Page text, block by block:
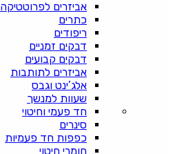
אביזרים לפרוטטיקה
כתרים
ריפודים
דבקים זמניים
דבקים קבועים
אביזרים לתותבות
אלג’ינט וגבס
שעוות למנשך
חד פעמי וחיטוי
סינרים
כפפות חד פעמיות
חומרי חיטוי